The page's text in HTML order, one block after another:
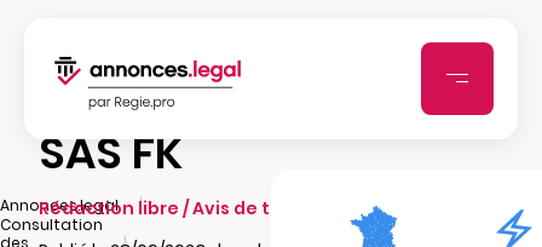
Annonces.legal
|
Consultation
des
|
SAS FK
Rédaction libre / Avis de transformation